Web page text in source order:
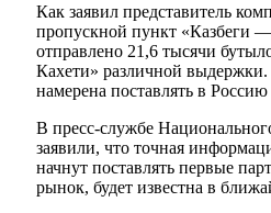
Как заявил представитель
пропускной пункт «Казбеги
отправлено 21,6 тысячи
Кахети» различной
намерена поставлять в
В пресс-службе
заявили, что точная
начнут поставлять первые
рынок, будет известна в